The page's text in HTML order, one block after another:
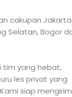
cakupan Jakarta
Selatan, Bogor
tim yang hebat,
les privat yang
siap